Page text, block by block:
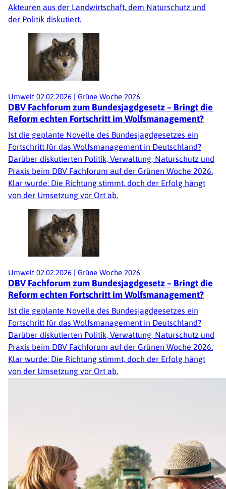
Akteuren aus der Landwirtschaft, dem Naturschutz und
der Politik diskutiert.
Umwelt 02.02.2026 | Grüne Woche 2026
DBV Fachforum zum Bundesjagdgesetz – Bringt die
Reform echten Fortschritt im Wolfsmanagement?
Ist die geplante Novelle des Bundesjagdgesetzes ein
Fortschritt für das Wolfsmanagement in Deutschland?
Darüber diskutierten Politik, Verwaltung, Naturschutz und
Praxis beim DBV Fachforum auf der Grünen Woche 2026.
Klar wurde: Die Richtung stimmt, doch der Erfolg hängt
von der Umsetzung vor Ort ab.
Umwelt 02.02.2026 | Grüne Woche 2026
DBV Fachforum zum Bundesjagdgesetz – Bringt die
Reform echten Fortschritt im Wolfsmanagement?
Ist die geplante Novelle des Bundesjagdgesetzes ein
Fortschritt für das Wolfsmanagement in Deutschland?
Darüber diskutierten Politik, Verwaltung, Naturschutz und
Praxis beim DBV Fachforum auf der Grünen Woche 2026.
Klar wurde: Die Richtung stimmt, doch der Erfolg hängt
von der Umsetzung vor Ort ab.